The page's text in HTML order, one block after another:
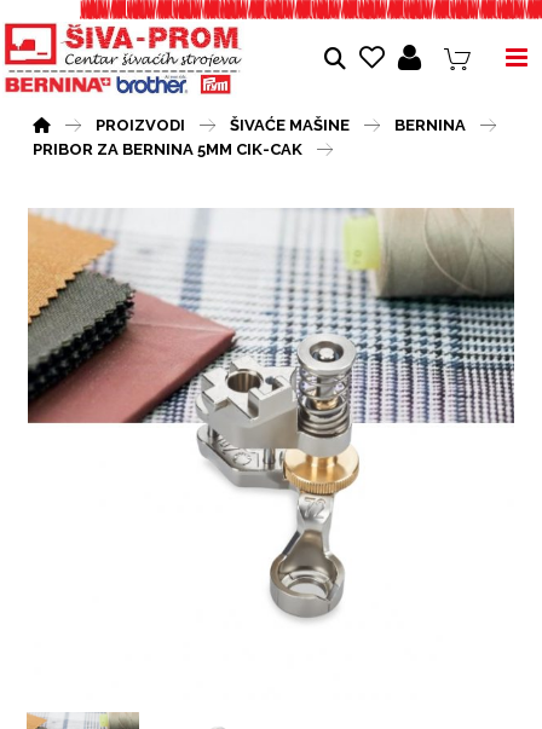
PROIZVODI ŠIVAĆE MAŠINE
BERNINA
PRIBOR ZA BERNINA 5MM CIK-CAK